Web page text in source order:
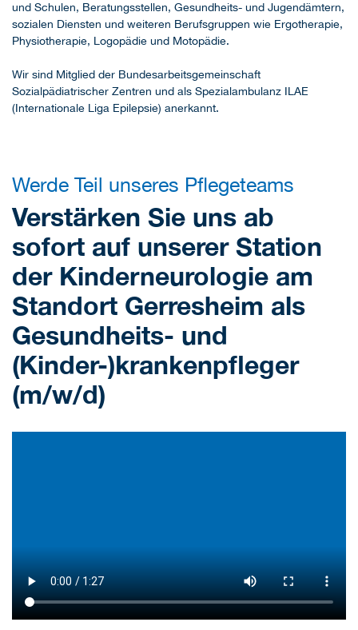
und Schulen, Beratungsstellen, Gesundheits- und Jugendämtern,
sozialen Diensten und weiteren Berufsgruppen wie Ergotherapie,
Physiotherapie, Logopädie und Motopädie.
Wir sind Mitglied der Bundesarbeitsgemeinschaft
Sozialpädiatrischer Zentren und als Spezialambulanz ILAE
(Internationale Liga Epilepsie) anerkannt.
Werde Teil unseres Pflegeteams
Verstärken Sie uns ab
sofort auf unserer Station
der Kinderneurologie am
Standort Gerresheim als
Gesundheits- und
(Kinder-)krankenpfleger
(m/w/d)